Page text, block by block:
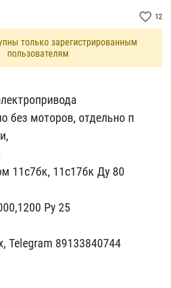
favorite_border 12
только зарегистрированным
пользователям
без моторов, отдельно п​
11с7бк, 11с17бк Ду ​80
Ру 25
Telegram 89133840​744